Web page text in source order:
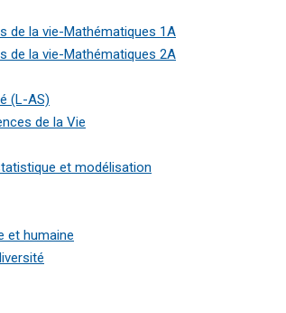
de la vie-Mathématiques 1A
de la vie-Mathématiques 2A
(L-AS)
de la Vie
et modélisation
et humaine